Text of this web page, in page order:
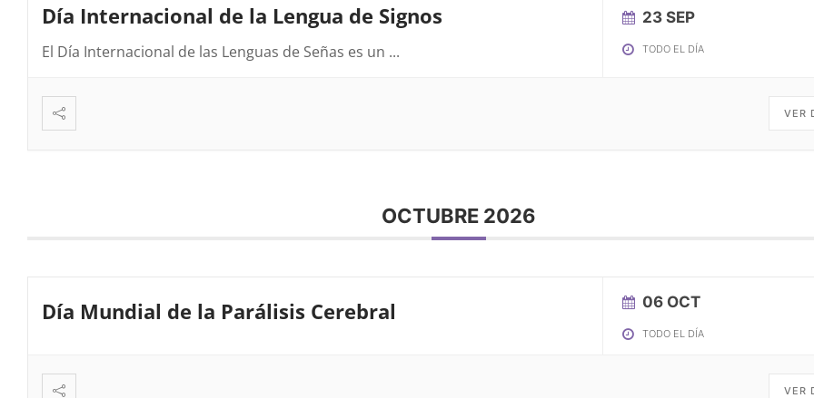
Día Internacional de la Lengua de Signos
El Día Internacional de las Lenguas de Señas es un ...
23 SEP
TODO EL DÍA
VER
OCTUBRE 2026
Día Mundial de la Parálisis Cerebral 06 OCT
TODO EL DÍA
VER